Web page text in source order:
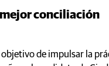
conciliación
de impulsar la